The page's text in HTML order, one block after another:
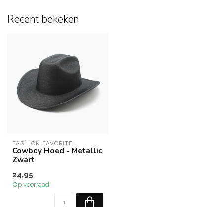
Recent bekeken
FASHION FAVORITE
Cowboy Hoed - Metallic
Zwart
24,95
Op voorraad